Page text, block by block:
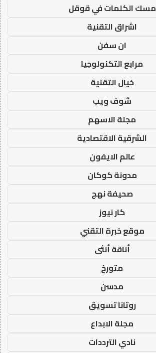
مسك الكلمات في قوقل
اشراق التقنية
ان سفن
مرابع التكنولوجيا
خيال التقنية
شوف ويب
مجلة الاسهم
الشرقية الاقتصادية
عالم الايفون
مدونة كوكان
صحيفة نهج
كار نيوز
موقع خبرة التقني
أناقة أنثى
متورخ
مدسن
روتانا تسويق
مجلة الابداع
نادي الترددات